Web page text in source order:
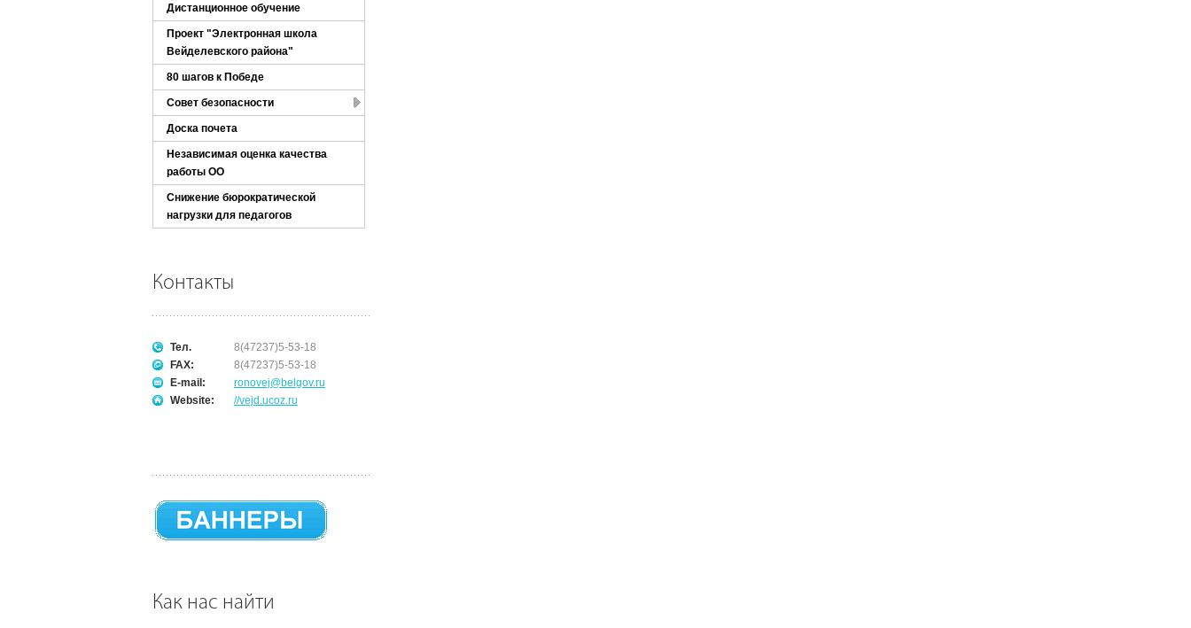
Дистанционное обучение
Проект "Электронная школа
Вейделевского района"
80 шагов к Победе
Совет безопасности
Доска почета
Независимая оценка качества
работы ОО
Снижение бюрократической
нагрузки для педагогов
Контакты
Тел.
8(47237)5-53-18
FAX:
8(47237)5-53-18
E-mail:
ronovej@belgov.ru
Website:
//vejd.ucoz.ru
Как нас найти